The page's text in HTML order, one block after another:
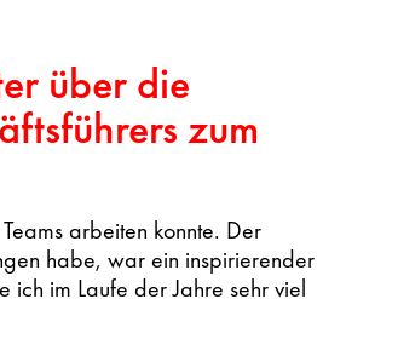
über die
zum
arbeiten konnte. Der
habe, war ein inspirierender
im Laufe der Jahre sehr viel